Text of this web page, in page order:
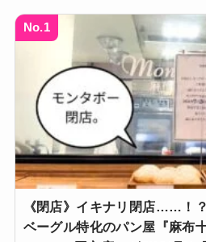
No.1
《閉店》イキナリ閉店……！
ベーグル特化のパン屋『麻布